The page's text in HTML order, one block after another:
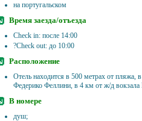
на португальском
Время заезда/отъезда
Check in: после 14:00
?Check out: до 10:00
Расположение
Отель находится в 500 метрах от пляжа,
Федерико Феллини, в 4 км от ж/д
В номере
душ;